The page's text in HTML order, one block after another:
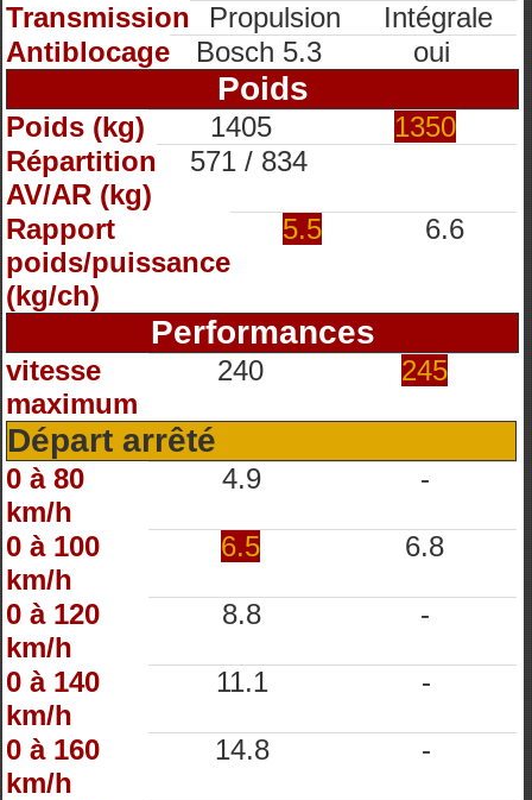
Transmission Propulsion
Intégrale
Antiblocage
Bosch 5.3 oui
Poids
Poids (kg) 1405
1350
Répartition
AV/AR (kg)
571 / 834
Rapport
poids/puissance
(kg/ch)
5.5 6.6
Performances
vitesse
maximum
240 245
Départ arrêté
0 à 80
km/h
4.9 -
0 à 100
km/h
6.5 6.8
0 à 120
km/h
8.8 -
0 à 140
km/h
11.1 -
0 à 160
km/h
14.8 -